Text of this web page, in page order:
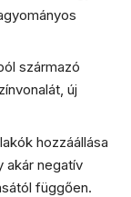
származó
új
hozzáállása
akár negatív
függően.